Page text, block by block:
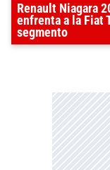
Renault Niagara
enfrenta a la Fiat
segmento